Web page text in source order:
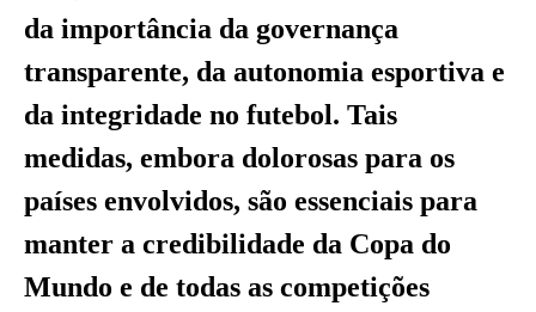
da importância da governança
transparente, da autonomia esportiva e
da integridade no futebol. Tais
medidas, embora dolorosas para os
países envolvidos, são essenciais para
manter a credibilidade da Copa do
Mundo e de todas as competições